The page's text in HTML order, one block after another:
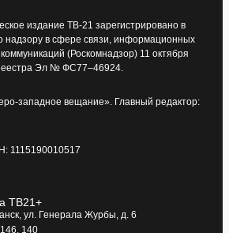
издание ТВ-21 зарегистрировано в
надзору в сфере связи, информационных
(Роскомнадзор) 11 октября
Эл № ФС77–46924.
западное вещание». Главный редактор:
1115190010517
ТВ21+
ул. Генерала Журбы, д. 6
140